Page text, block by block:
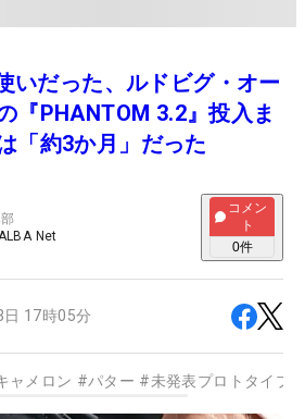
いだった、ルドビグ・オー
『PHANTOM 3.2』投入ま
「約3か月」だった
Net
コメン
ト
0件
17時05分
ャメロン #パター #未発表プロトタイプ